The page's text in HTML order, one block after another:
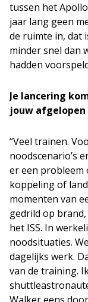
tussen het
jaar lang geen
de ruimte in, dat
minder snel dan
hadden
Je lancering
jouw
“Veel trainen.
noodscenario’s
er een probleem
koppeling of
momenten van
gedrild op
het ISS. In
noodsituaties.
dagelijks werk.
van de training.